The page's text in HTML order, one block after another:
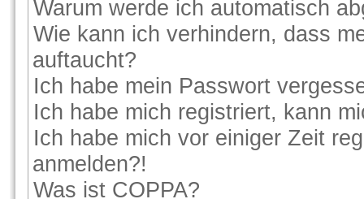
Warum werde ich automatisch
Wie kann ich verhindern, dass
auftaucht?
Ich habe mein Passwort
Ich habe mich registriert, kann
Ich habe mich vor einiger Zeit
anmelden?!
Was ist COPPA?